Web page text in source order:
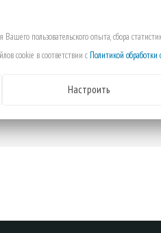
ОТЗЫВЫ ВЫ
пользовательского опыта, сбора
cookie в соответствии с Политикой обработки
Настроить